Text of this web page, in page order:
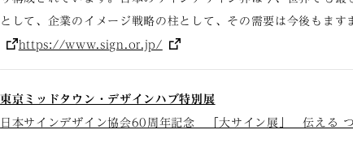
として、企業のイメージ戦略の柱として、その需要は今後もます
https://www.sign.or.jp/
東京ミッドタウン・デザインハブ特別展
日本サインデザイン協会60周年記念 「大サイン展」 伝え